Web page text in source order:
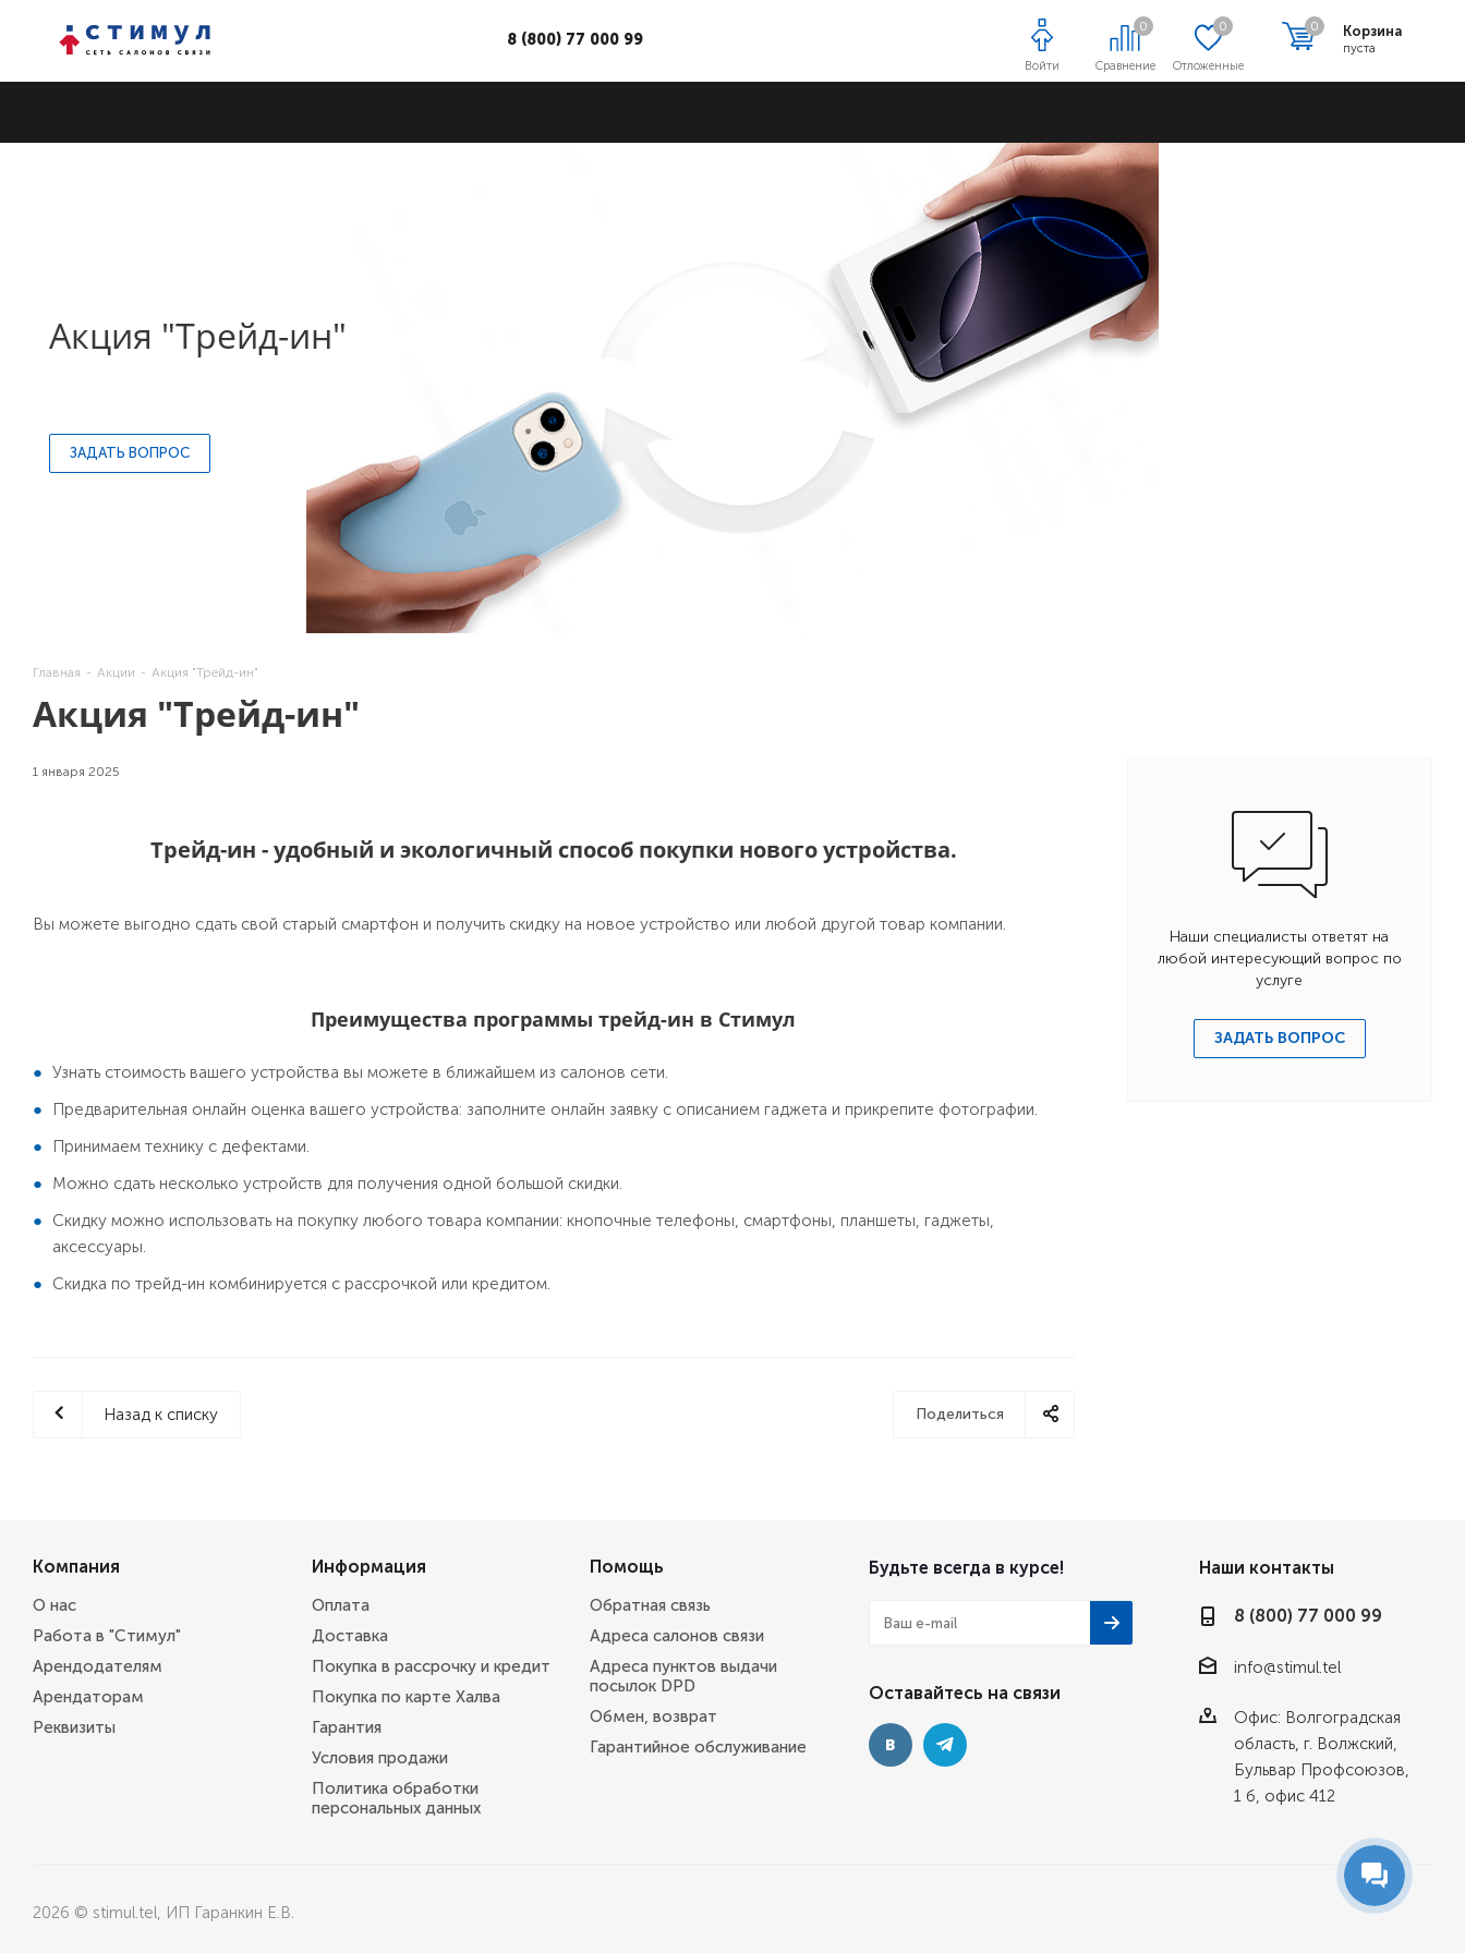
Сравнение
0
Отложенные
0 Корзина
пуста
0
Войти
8 (800) 77 000 99
Акция "Трейд-ин"
ЗАДАТЬ ВОПРОС
Главная - Акции - Акция "Трейд-ин"
Акция "Трейд-ин"
1 января 2025
Трейд-ин - удобный и экологичный способ покупки нового устройства.
Вы можете выгодно сдать свой старый смартфон и получить скидку на новое устройство или любой другой товар компании.
Преимущества программы трейд-ин в Стимул
Узнать стоимость вашего устройства вы можете в ближайшем из салонов сети.
Предварительная онлайн оценка вашего устройства: заполните онлайн заявку с описанием гаджета и прикрепите фотографии.
Принимаем технику с дефектами.
Можно сдать несколько устройств для получения одной большой скидки.
Скидку можно использовать на покупку любого товара компании: кнопочные телефоны, смартфоны, планшеты, гаджеты,
аксессуары.
Скидка по трейд-ин комбинируется с рассрочкой или кредитом.
Наши специалисты ответят на
любой интересующий вопрос по
услуге
ЗАДАТЬ ВОПРОС
Поделиться
Назад к списку
Компания
О нас
Работа в "Стимул"
Арендодателям
Арендаторам
Реквизиты
Информация
Оплата
Доставка
Покупка в рассрочку и кредит
Покупка по карте Халва
Гарантия
Условия продажи
Политика обработки
персональных данных
Помощь
Обратная связь
Адреса салонов связи
Адреса пунктов выдачи
посылок DPD
Обмен, возврат
Гарантийное обслуживание
Будьте всегда в курсе!
Оставайтесь на связи
Наши контакты
8 (800) 77 000 99
info@stimul.tel
Офис: Волгоградская
область, г. Волжский,
Бульвар Профсоюзов,
1 б, офис 412
2026 © stimul.tel, ИП Гаранкин Е.В.